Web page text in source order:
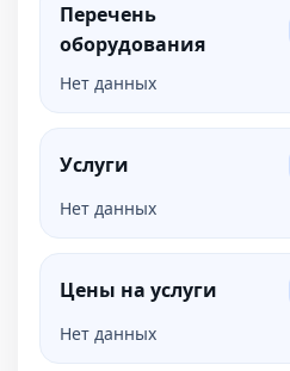
Перечень
оборудования
Нет данных
Услуги
Нет данных
Цены на услуги
Нет данных